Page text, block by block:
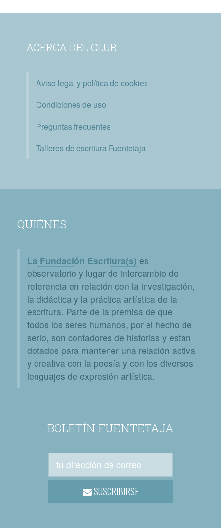
ACERCA DEL CLUB
Aviso legal y política de cookies
Condiciones de uso
Preguntas frecuentes
Talleres de escritura Fuentetaja
QUIÉNES
La Fundación Escritura(s) es
observatorio y lugar de intercambio de
referencia en relación con la investigación,
la didáctica y la práctica artística de la
escritura. Parte de la premisa de que
todos los seres humanos, por el hecho de
serlo, son contadores de historias y están
dotados para mantener una relación activa
y creativa con la poesía y con los diversos
lenguajes de expresión artística.
BOLETÍN FUENTETAJA
SUSCRIBIRSE